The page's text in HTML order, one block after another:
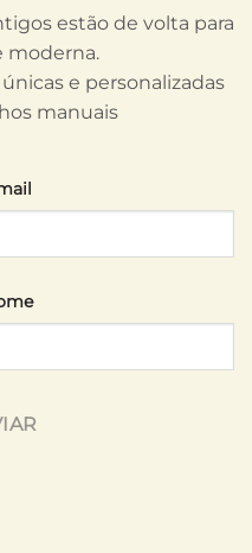
estão de volta para
moderna.
e personalizadas
manuais